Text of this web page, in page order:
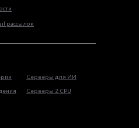
рассылок
Серверы для ИИ
Серверы 2 CPU